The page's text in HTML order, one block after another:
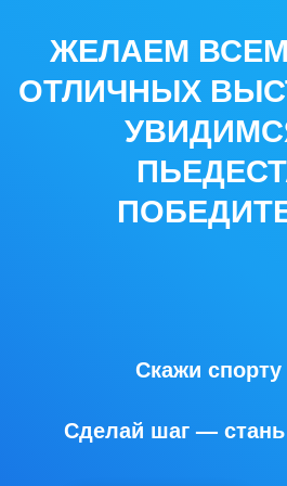
ЖЕЛАЕМ
ОТЛИЧНЫХ
Скажи
Сделай шаг —